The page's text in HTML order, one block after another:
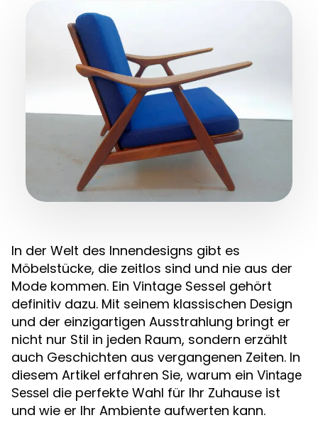
In der Welt des Innendesigns gibt es
Möbelstücke, die zeitlos sind und nie aus der
Mode kommen. Ein Vintage Sessel gehört
definitiv dazu. Mit seinem klassischen Design
und der einzigartigen Ausstrahlung bringt er
nicht nur Stil in jeden Raum, sondern erzählt
auch Geschichten aus vergangenen Zeiten. In
diesem Artikel erfahren Sie, warum ein Vintage
Sessel die perfekte Wahl für Ihr Zuhause ist
und wie er Ihr Ambiente aufwerten kann.